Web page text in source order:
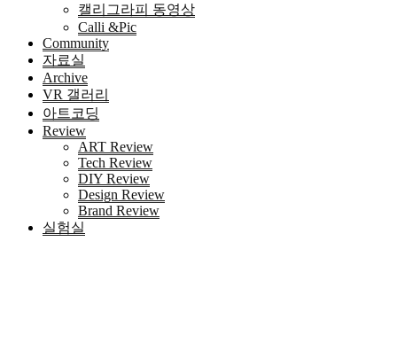
캘리그라피 동영상
Calli &Pic
Community
자료실
Archive
VR 갤러리
아트코딩
Review
ART Review
Tech Review
DIY Review
Design Review
Brand Review
실험실